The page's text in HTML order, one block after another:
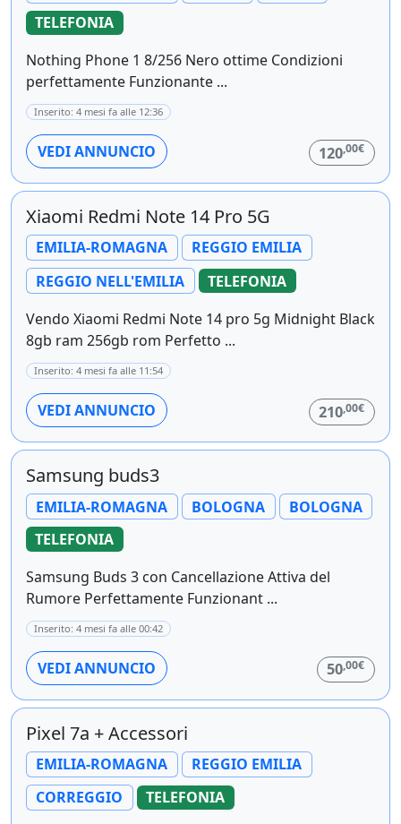
TELEFONIA
Nothing Phone 1 8/256 Nero ottime Condizioni
perfettamente Funzionante ...
Inserito: 4 mesi fa alle 12:36
VEDI ANNUNCIO 120,00€
Xiaomi Redmi Note 14 Pro 5G
EMILIA-ROMAGNA
REGGIO EMILIA
REGGIO NELL'EMILIA
TELEFONIA
Vendo Xiaomi Redmi Note 14 pro 5g Midnight Black
8gb ram 256gb rom Perfetto ...
Inserito: 4 mesi fa alle 11:54
VEDI ANNUNCIO 210,00€
Samsung buds3
EMILIA-ROMAGNA BOLOGNA
BOLOGNA
TELEFONIA
Samsung Buds 3 con Cancellazione Attiva del
Rumore Perfettamente Funzionant ...
Inserito: 4 mesi fa alle 00:42
VEDI ANNUNCIO 50,00€
Pixel 7a + Accessori
EMILIA-ROMAGNA
REGGIO EMILIA
CORREGGIO
TELEFONIA